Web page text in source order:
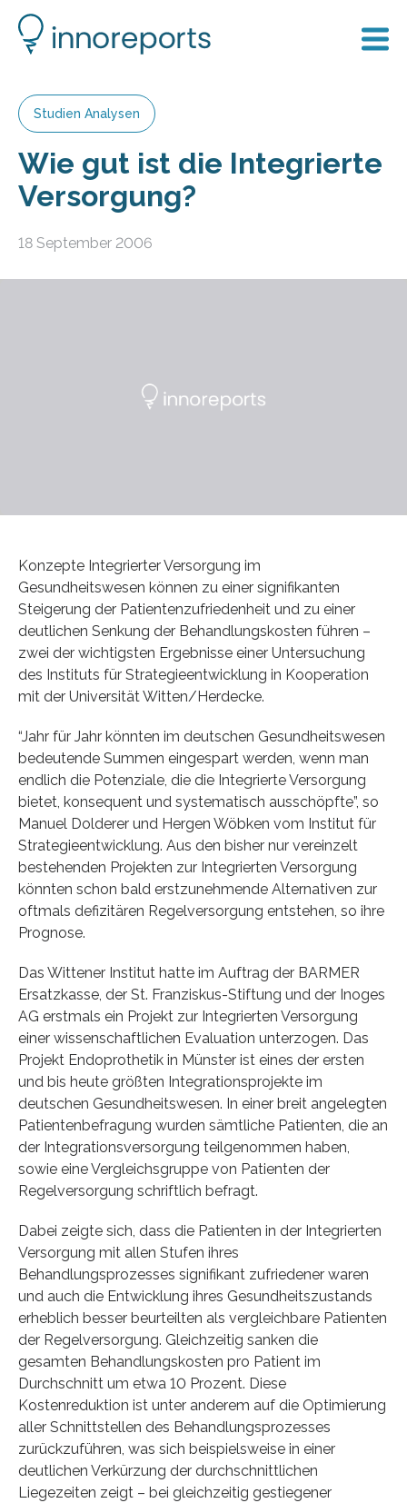
Studien Analysen
Wie gut ist die Integrierte
Versorgung?
18 September 2006
Konzepte Integrierter Versorgung im
Gesundheitswesen können zu einer signifikanten
Steigerung der Patientenzufriedenheit und zu einer
deutlichen Senkung der Behandlungskosten führen –
zwei der wichtigsten Ergebnisse einer Untersuchung
des Instituts für Strategieentwicklung in Kooperation
mit der Universität Witten/Herdecke.
“Jahr für Jahr könnten im deutschen Gesundheitswesen
bedeutende Summen eingespart werden, wenn man
endlich die Potenziale, die die Integrierte Versorgung
bietet, konsequent und systematisch ausschöpfte”, so
Manuel Dolderer und Hergen Wöbken vom Institut für
Strategieentwicklung. Aus den bisher nur vereinzelt
bestehenden Projekten zur Integrierten Versorgung
könnten schon bald erstzunehmende Alternativen zur
oftmals defizitären Regelversorgung entstehen, so ihre
Prognose.
Das Wittener Institut hatte im Auftrag der BARMER
Ersatzkasse, der St. Franziskus-Stiftung und der Inoges
AG erstmals ein Projekt zur Integrierten Versorgung
einer wissenschaftlichen Evaluation unterzogen. Das
Projekt Endoprothetik in Münster ist eines der ersten
und bis heute größten Integrationsprojekte im
deutschen Gesundheitswesen. In einer breit angelegten
Patientenbefragung wurden sämtliche Patienten, die an
der Integrationsversorgung teilgenommen haben,
sowie eine Vergleichsgruppe von Patienten der
Regelversorgung schriftlich befragt.
Dabei zeigte sich, dass die Patienten in der Integrierten
Versorgung mit allen Stufen ihres
Behandlungsprozesses signifikant zufriedener waren
und auch die Entwicklung ihres Gesundheitszustands
erheblich besser beurteilten als vergleichbare Patienten
der Regelversorgung. Gleichzeitig sanken die
gesamten Behandlungskosten pro Patient im
Durchschnitt um etwa 10 Prozent. Diese
Kostenreduktion ist unter anderem auf die Optimierung
aller Schnittstellen des Behandlungsprozesses
zurückzuführen, was sich beispielsweise in einer
deutlichen Verkürzung der durchschnittlichen
Liegezeiten zeigt – bei gleichzeitig gestiegener